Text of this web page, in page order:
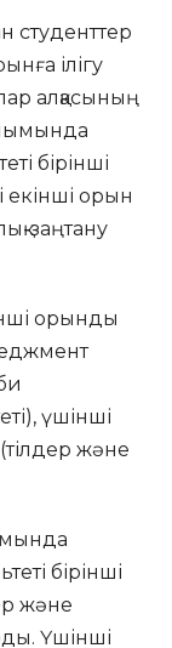
студенттер
ілігу
алқасының
бірінші
екінші орын
заңтану
орынды
үшінші
және
бірінші
және
Үшінші